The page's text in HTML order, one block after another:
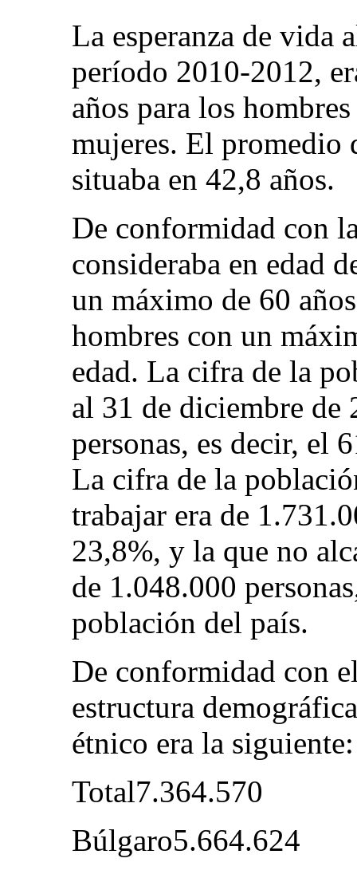
La esperanza de vida
período 2010-2012,
años para los
mujeres. El promedio
situaba en 42,8 años.
De conformidad con
consideraba en edad
un máximo de 60
hombres con un
edad. La cifra de la
al 31 de diciembre de
personas, es decir, el
La cifra de la
trabajar era de
23,8%, y la que no
de 1.048.000
población del país.
De conformidad con
estructura
étnico era la siguiente:
Total7.364.570
Búlgaro5.664.624